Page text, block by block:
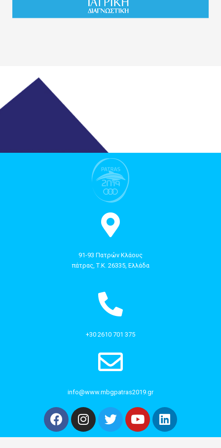
91-93 Πατρών Κλάους
πάτρας, Τ.Κ. 26335, Ελλάδα
+30 2610 701 375
info@www.mbgpatras2019.gr